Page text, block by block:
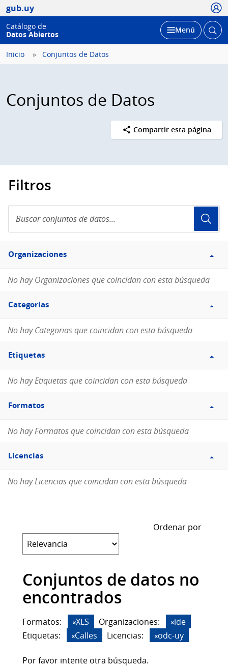
gub.uy
Catálogo de
Datos Abiertos
Desplegar
Menú Abrir
Inicio Conjuntos de Datos
Conjuntos de Datos
Compartir esta página
Filtros
conjuntos
de
Filtro
Organizaciones
Organizaciones
No hay Organizaciones que coincidan con esta búsqueda
Filtro
Categorias
Categorias
No hay Categorias que coincidan con esta búsqueda
Filtro
Etiquetas
Etiquetas
No hay Etiquetas que coincidan con esta búsqueda
Filtro
Formatos
Formatos
No hay Formatos que coincidan con esta búsqueda
Filtro
Licencias
Licencias
No hay Licencias que coincidan con esta búsqueda
Ordenar por
Conjuntos de datos no
encontrados
Formatos: XLS Organizaciones:
ide
Etiquetas:
Calles Licencias: odc-uy
Por favor intente otra búsqueda.